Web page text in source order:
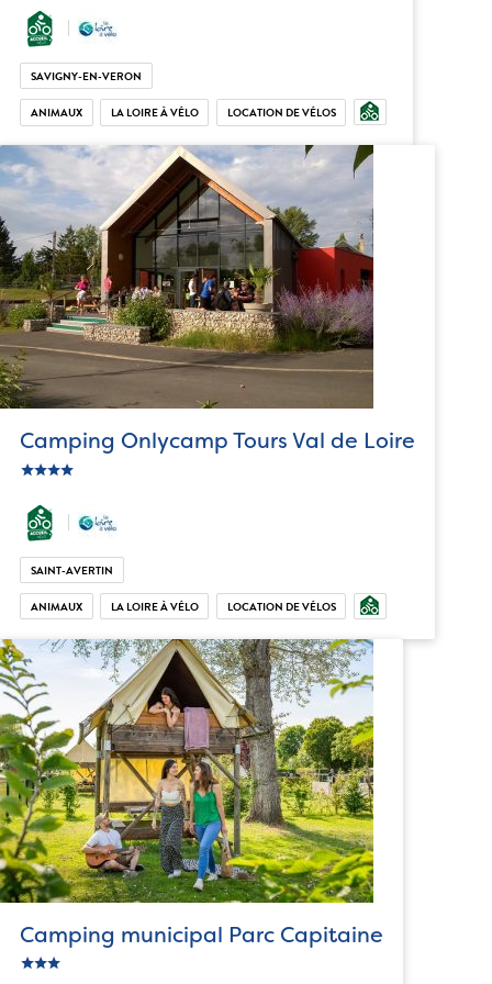
SAVIGNY-EN-VERON
ANIMAUX LA LOIRE À VÉLO LOCATION DE VÉLOS
Camping Onlycamp Tours Val de Loire
ic_star
ic_star
SAINT-AVERTIN
ANIMAUX LA LOIRE À VÉLO LOCATION DE VÉLOS
Camping municipal Parc Capitaine
ic_star